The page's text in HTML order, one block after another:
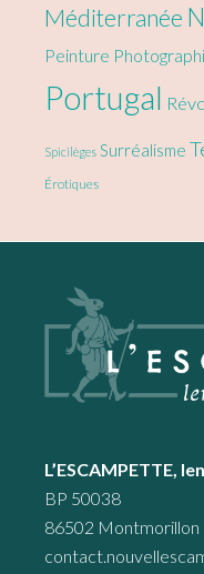
Méditerranée
Peinture
Portugal
Spicilèges Surréalisme
Érotiques
L’ESCAMPETTE,
BP 50038
86502 Montmorillon